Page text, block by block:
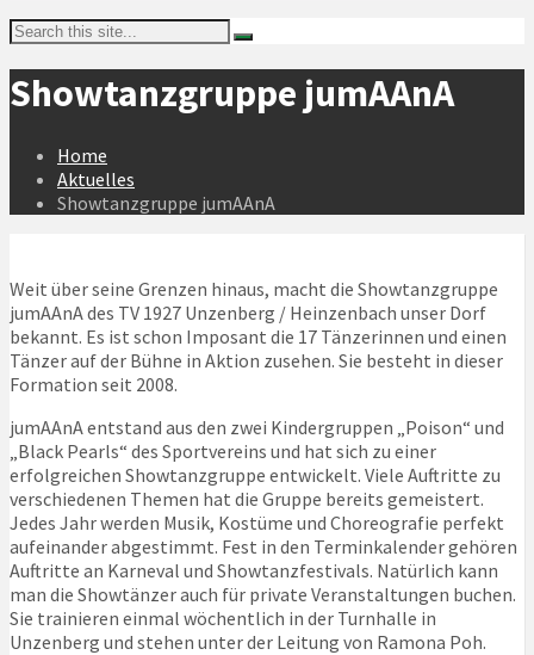
Showtanzgruppe jumAAnA
Home
Aktuelles
Showtanzgruppe jumAAnA
Weit über seine Grenzen hinaus, macht die Showtanzgruppe
jumAAnA des TV 1927 Unzenberg / Heinzenbach unser Dorf
bekannt. Es ist schon Imposant die 17 Tänzerinnen und einen
Tänzer auf der Bühne in Aktion zusehen. Sie besteht in dieser
Formation seit 2008.
jumAAnA entstand aus den zwei Kindergruppen „Poison“ und
„Black Pearls“ des Sportvereins und hat sich zu einer
erfolgreichen Showtanzgruppe entwickelt. Viele Auftritte zu
verschiedenen Themen hat die Gruppe bereits gemeistert.
Jedes Jahr werden Musik, Kostüme und Choreografie perfekt
aufeinander abgestimmt. Fest in den Terminkalender gehören
Auftritte an Karneval und Showtanzfestivals. Natürlich kann
man die Showtänzer auch für private Veranstaltungen buchen.
Sie trainieren einmal wöchentlich in der Turnhalle in
Unzenberg und stehen unter der Leitung von Ramona Poh.